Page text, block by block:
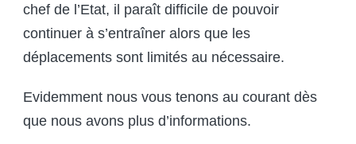
chef de l’Etat, il paraît difficile de pouvoir
continuer à s’entraîner alors que les
déplacements sont limités au nécessaire.
Evidemment nous vous tenons au courant dès
que nous avons plus d’informations.